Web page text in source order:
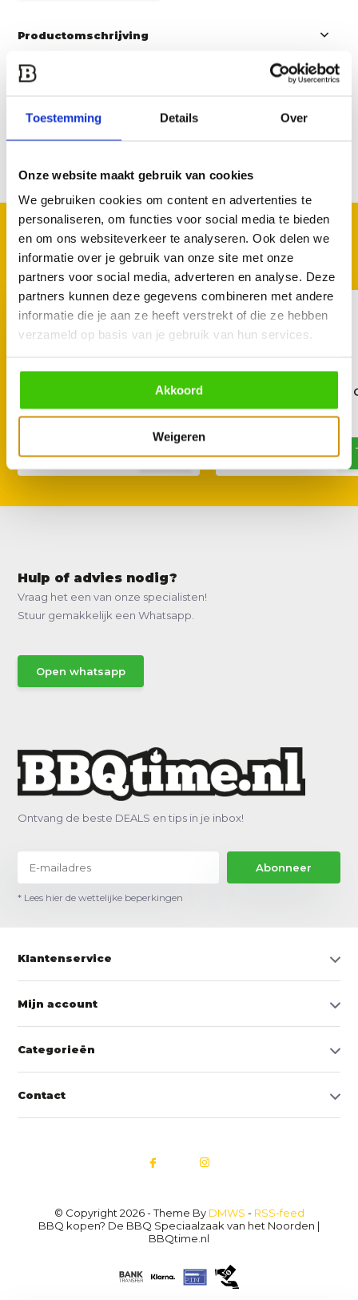
Toestemming Details Over
Onze website maakt gebruik van cookies
We gebruiken cookies om content en advertenties te
personaliseren, om functies voor social media te bieden
en om ons websiteverkeer te analyseren. Ook delen we
informatie over je gebruik van onze site met onze
partners voor social media, adverteren en analyse. Deze
partners kunnen deze gegevens combineren met andere
informatie die je aan ze heeft verstrekt of die ze hebben
verzameld op basis van je gebruik van hun services.
Akkoord
Weigeren
Productomschrijving
Specificaties
Reviews
Delen
GOED TE COMBINEREN
Met deze accessoires
Angus & Oink Lemon Pepper
Angus & Oink Honey
Hulp of advies nodig?
Vraag het een van onze specialisten!
Stuur gemakkelijk een Whatsapp.
Open whatsapp
Ontvang de beste DEALS en tips in je inbox!
Abonneer
* Lees hier de wettelijke beperkingen
Klantenservice
Mijn account
Categorieën
Contact
© Copyright 2026 - Theme By DMWS - RSS-feed
BBQ kopen? De BBQ Speciaalzaak van het Noorden |
BBQtime.nl